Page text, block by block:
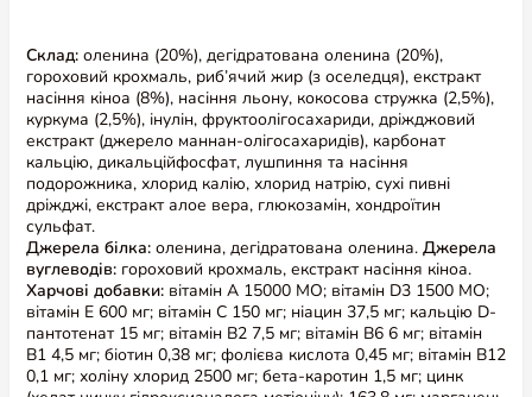
Склад: оленина (20%), дегідратована оленина (20%),
гороховий крохмаль, риб’ячий жир (з оселедця), екстракт
насіння кіноа (8%), насіння льону, кокосова стружка (2,5%),
куркума (2,5%), інулін, фруктоолігосахариди, дріжджовий
екстракт (джерело маннан-олігосахаридів), карбонат
кальцію, дикальційфосфат, лушпиння та насіння
подорожника, хлорид калію, хлорид натрію, сухі пивні
дріжджі, екстракт алое вера, глюкозамін, хондроїтин
сульфат.
Джерела білка: оленина, дегідратована оленина. Джерела
вуглеводів: гороховий крохмаль, екстракт насіння кіноа.
Харчові добавки: вітамін А 15000 МО; вітамін D3 1500 МО;
вітамін Е 600 мг; вітамін С 150 мг; ніацин 37,5 мг; кальцію D-
пантотенат 15 мг; вітамін В2 7,5 мг; вітамін В6 6 мг; вітамін
В1 4,5 мг; біотин 0,38 мг; фолієва кислота 0,45 мг; вітамін В12
0,1 мг; холіну хлорид 2500 мг; бета-каротин 1,5 мг; цинк
Альтернативні товари